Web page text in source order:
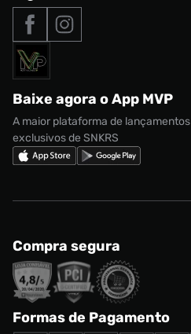
Roupas
Acessórios
Marcas
Nike Air Max
adidas Adi2000
adidas Campus
Nike Shox
Nossas lojas
Termos de uso
Política de privacidade
Regulamento CRM/ CASHBACK
Regulamento Cupom
Tipos de entrega
Formas de Pagamento
Solicite seus dados
Baixe agora o App MVP
A maior plataforma de lançamentos
exclusivos de SNKRS
Compra segura
Formas de Pagamento